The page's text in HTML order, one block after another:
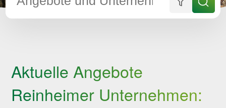
Aktuelle Angebote
Reinheimer Unternehmen: